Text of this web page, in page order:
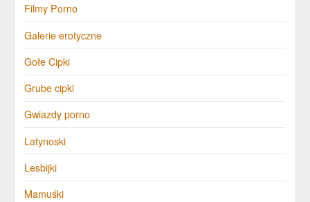
Filmy Porno
Galerie erotyczne
Gołe Cipki
Grube cipki
Gwiazdy porno
Latynoski
Lesbijki
Mamuśki